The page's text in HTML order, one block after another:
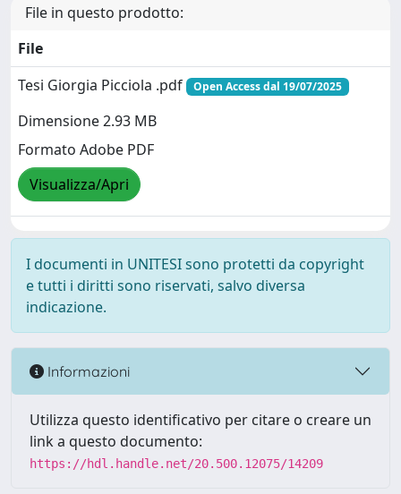
File in questo prodotto:
File
Tesi Giorgia Picciola .pdf
Open Access dal 19/07/2025
Dimensione 2.93 MB
Formato Adobe PDF
Visualizza/Apri
I documenti in UNITESI sono protetti da copyright
e tutti i diritti sono riservati, salvo diversa
indicazione.
Informazioni
Utilizza questo identificativo per citare o creare un
link a questo documento:
https://hdl.handle.net/20.500.12075/14209